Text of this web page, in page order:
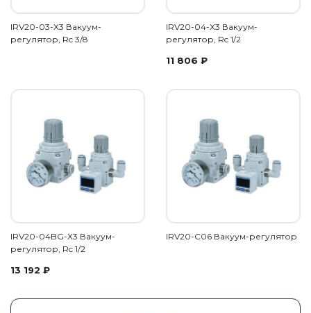
IRV20-03-X3 Вакуум-
регулятор, Rc 3/8
IRV20-04-X3 Вакуум-
регулятор, Rc 1/2
11 806 ₽
IRV20-04BG-X3 Вакуум-
регулятор, Rc 1/2
13 192 ₽
IRV20-C06 Вакуум-регулятор